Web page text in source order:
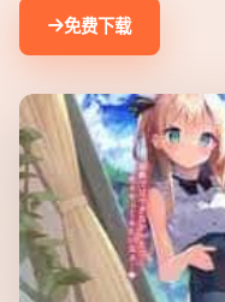
免费下载